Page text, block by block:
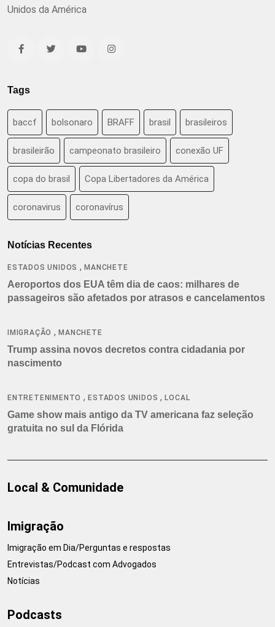
Unidos da América
Tags
baccf bolsonaro BRAFF brasil brasileiros
brasileirão campeonato brasileiro conexão UF
copa do brasil Copa Libertadores da América
coronavirus coronavírus
Notícias Recentes
ESTADOS UNIDOS ,MANCHETE
Aeroportos dos EUA têm dia de caos: milhares de
passageiros são afetados por atrasos e cancelamentos
IMIGRAÇÃO ,MANCHETE
Trump assina novos decretos contra cidadania por
nascimento
ENTRETENIMENTO ,ESTADOS UNIDOS ,LOCAL
Game show mais antigo da TV americana faz seleção
gratuita no sul da Flórida
Local & Comunidade
Imigração
Imigração em Dia/Perguntas e respostas
Entrevistas/Podcast com Advogados
Notícias
Podcasts